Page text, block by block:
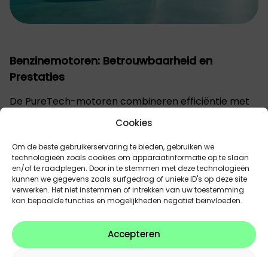
Cookies
Om de beste gebruikerservaring te bieden, gebruiken we
technologieën zoals cookies om apparaatinformatie op te slaan
en/of te raadplegen. Door in te stemmen met deze technologieën
kunnen we gegevens zoals surfgedrag of unieke ID's op deze site
verwerken. Het niet instemmen of intrekken van uw toestemming
kan bepaalde functies en mogelijkheden negatief beïnvloeden.
Accepteren
Benzinemotoren: Betrouwbaarheid en
Prestaties
De PureTech-motoren combineren efficiëntie met
Met een gecombineerd verbruik vanaf slechts 4,5
l/100 km en een CO₂-uitstoot van 101 g/km, biedt
deze optie een uitstekende balans tussen prestaties
en economische voordelen.
Maximale Veiligheid en Connectiviteit
Alle modellen van de Peugeot 208 zijn uitgerust met
geavanceerde veiligheidsvoorzieningen zoals
noodremassistent, verkeersbordherkenning en